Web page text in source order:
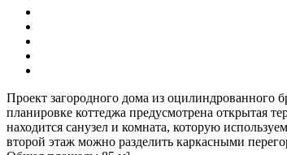
Проект загородного дома из
планировке коттеджа предусмотрена открытая
находится санузел и комната, которую
второй этаж можно разделить каркасными